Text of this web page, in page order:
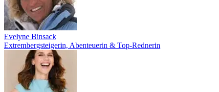
Evelyne Binsack
Extrembergsteigerin, Abenteuerin & Top-Rednerin